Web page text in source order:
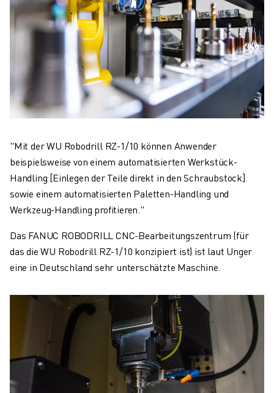
"Mit der WU Robodrill RZ-1/10 können Anwender
beispielsweise von einem automatisierten Werkstück-
Handling [Einlegen der Teile direkt in den Schraubstock]
sowie einem automatisierten Paletten-Handling und
Werkzeug-Handling profitieren."
Das FANUC ROBODRILL CNC-Bearbeitungszentrum (für
das die WU Robodrill RZ-1/10 konzipiert ist) ist laut Unger
eine in Deutschland sehr unterschätzte Maschine.